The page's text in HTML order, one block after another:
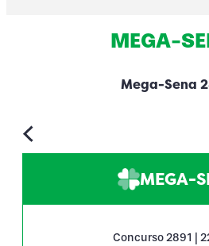
MEGA-
Mega-Sena
MEGA-
Concurso 2891 |